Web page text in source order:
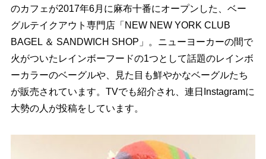
のカフェが2017年6月に麻布十番にオープンした、ベー
グルテイクアウト専門店「NEW NEW YORK CLUB
BAGEL ＆ SANDWICH SHOP」。ニューヨーカーの間で
火がついたレインボーフードの1つとして話題のレインボ
ーカラーのベーグルや、見た目も鮮やかなベーグルたち
が販売されています。TVでも紹介され、連日Instagramに
大勢の人が投稿をしています。